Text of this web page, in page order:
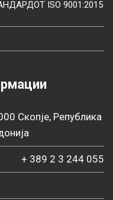
ISO 9001:2015
Скопје, Република
+ 389 2 3 244 055